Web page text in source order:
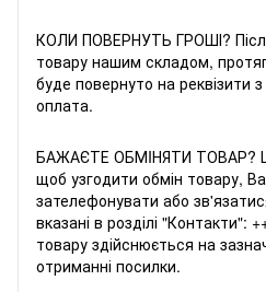
КОЛИ ПОВЕРНУТЬ ГРОШІ?
товару нашим складом,
буде повернуто на реквізити
оплата.
БАЖАЄТЕ ОБМIНЯТИ ТОВАР?
щоб узгодити обмін товару,
зателефонувати або
вказані в розділі "Контакти": +
товару здійснюється на
отриманні посилки.